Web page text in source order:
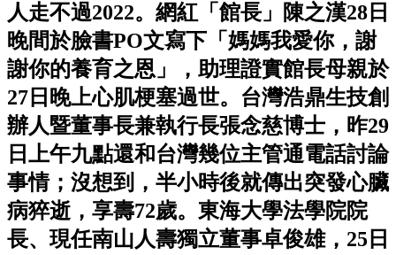
人走不過2022。網紅「館長」陳之漢28日
晚間於臉書PO文寫下「媽媽我愛你，謝
謝你的養育之恩」，助理證實館長母親於
27日晚上心肌梗塞過世。台灣浩鼎生技創
辦人暨董事長兼執行長張念慈博士，昨29
日上午九點還和台灣幾位主管通電話討論
事情；沒想到，半小時後就傳出突發心臟
病猝逝，享壽72歲。東海大學法學院院
長、現任南山人壽獨立董事卓俊雄，25日